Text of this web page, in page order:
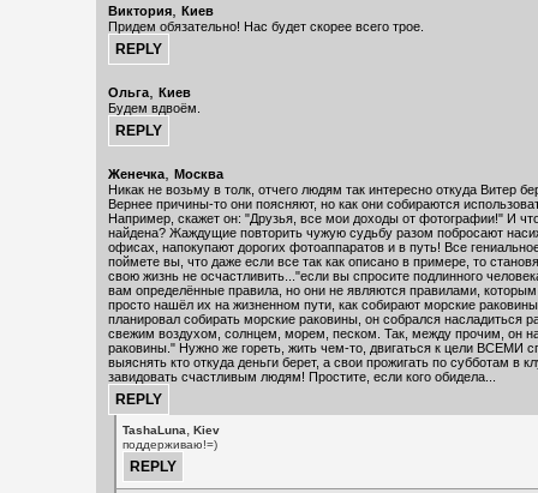
Виктория, Киев
Придем обязательно! Нас будет скорее всего трое.
Ольга, Киев
Будем вдвоём.
Женечка, Москва
Никак не возьму в толк, отчего людям так интересно откуда Витер
Вернее причины-то они поясняют, но как они собираются
Например, скажет он: "Друзья, все мои доходы от фотографии!" И
найдена? Жаждущие повторить чужую судьбу разом побросают
офисах, напокупают дорогих фотоаппаратов и в путь! Все
поймете вы, что даже если все так как описано в примере, то
свою жизнь не осчастливить..."если вы спросите подлинного
вам определённые правила, но они не являются правилами,
просто нашёл их на жизненном пути, как собирают морские
планировал собирать морские раковины, он собрался насладиться
свежим воздухом, солнцем, морем, песком. Так, между прочим, он
раковины." Нужно же гореть, жить чем-то, двигаться к цели ВСЕМИ
выяснять кто откуда деньги берет, а свои прожигать по субботам в
завидовать счастливым людям! Простите, если кого обидела...
TashaLuna, Kiev
поддерживаю!=)